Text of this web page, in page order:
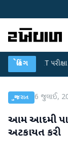
બ્રેકિંગ
NET પરીક્ષા લીકના
ગુજરાત 6 જુલાઈ,
આમ આદમી
અટકાયત કરી